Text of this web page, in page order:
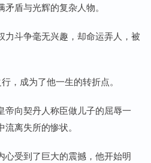
盾与光辉的复杂人物。
力斗争毫无兴趣，却命运弄人，被
，成为了他一生的转折点。
帝向契丹人称臣做儿子的屈辱一
离失所的惨状。
心受到了巨大的震撼，他开始明